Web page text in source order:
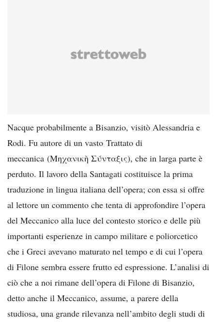
Nacque probabilmente a Bisanzio, visitò Alessandria e
Rodi. Fu autore di un vasto Trattato di
meccanica (Μηχανικὴ Σύνταξις), che in larga parte è
perduto. Il lavoro della Santagati costituisce la prima
traduzione in lingua italiana dell’opera; con essa si offre
al lettore un commento che tenta di approfondire l’opera
del Meccanico alla luce del contesto storico e delle più
importanti esperienze in campo militare e poliorcetico
che i Greci avevano maturato nel tempo e di cui l’opera
di Filone sembra essere frutto ed espressione. L’analisi di
ciò che a noi rimane dell’opera di Filone di Bisanzio,
detto anche il Meccanico, assume, a parere della
studiosa, una grande rilevanza nell’ambito degli studi di